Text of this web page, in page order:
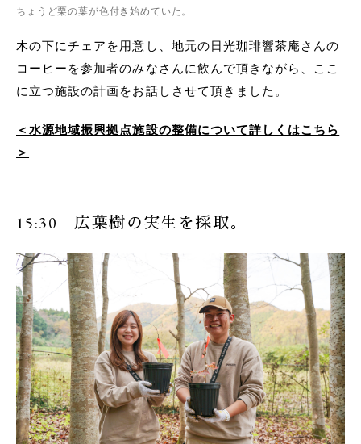
ちょうど栗の葉が色付き始めていた。
木の下にチェアを用意し、地元の日光珈琲響茶庵さんの
コーヒーを参加者のみなさんに飲んで頂きながら、ここ
に立つ施設の計画をお話しさせて頂きました。
＜水源地域振興拠点施設の整備について詳しくはこちら
＞
15:30 広葉樹の実生を採取。